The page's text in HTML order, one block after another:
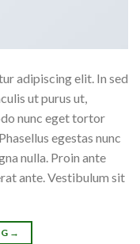
adipiscing elit. In sed
ut purus ut,
nunc eget tortor
egestas nunc
nulla. Proin ante
ante. Vestibulum sit
→